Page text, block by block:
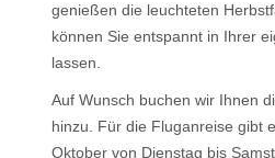
genießen die leuchteten
können Sie entspannt in Ihrer
lassen.
Auf Wunsch buchen wir Ihnen
hinzu. Für die Fluganreise gibt
Oktober von Dienstag bis